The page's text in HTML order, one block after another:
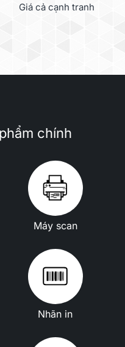
Giá cả cạnh tranh
chính
Máy scan
Nhãn in